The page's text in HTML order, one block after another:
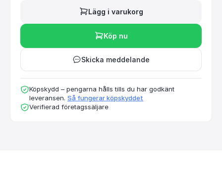
Lägg i varukorg
Köp nu
Skicka meddelande
Köpskydd – pengarna hålls tills du har godkänt
leveransen. Så fungerar köpskyddet
Verifierad företagssäljare